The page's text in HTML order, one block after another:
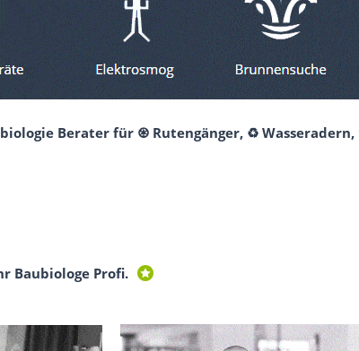
Berater für ♼ Rutengänger, ♻
Baubiologe Profi.